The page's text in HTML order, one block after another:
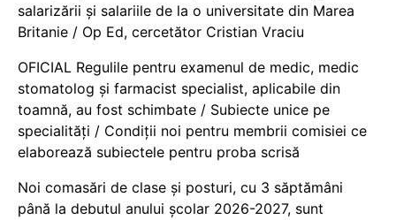
salarizării și salariile de la o universitate din Marea
Britanie / Op Ed, cercetător Cristian Vraciu
OFICIAL Regulile pentru examenul de medic, medic
stomatolog și farmacist specialist, aplicabile din
toamnă, au fost schimbate / Subiecte unice pe
specialități / Condiții noi pentru membrii comisiei ce
elaborează subiectele pentru proba scrisă
Noi comasări de clase și posturi, cu 3 săptămâni
până la debutul anului școlar 2026-2027, sunt